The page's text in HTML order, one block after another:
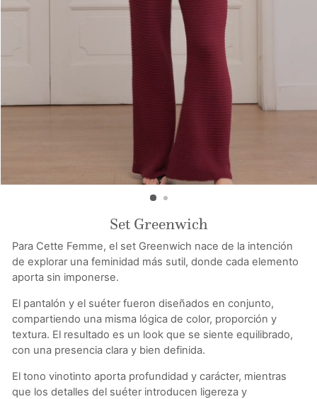
Set Greenwich
Para Cette Femme, el set Greenwich nace de la intención
de explorar una feminidad más sutil, donde cada elemento
aporta sin imponerse.
El pantalón y el suéter fueron diseñados en conjunto,
compartiendo una misma lógica de color, proporción y
textura. El resultado es un look que se siente equilibrado,
con una presencia clara y bien definida.
El tono vinotinto aporta profundidad y carácter, mientras
que los detalles del suéter introducen ligereza y